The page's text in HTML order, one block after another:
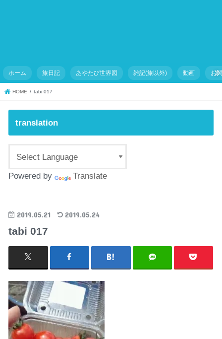
ホーム 旅日記 あやたび世界図 雑記(旅以外) 動画 お
HOME tabi 017
translation
Powered by Translate
2019.05.21 2019.05.24
tabi 017